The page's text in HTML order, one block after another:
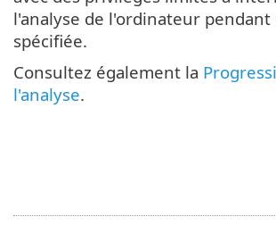
l'analyse de l'ordinateur
spécifiée.
Consultez également la
l'analyse.